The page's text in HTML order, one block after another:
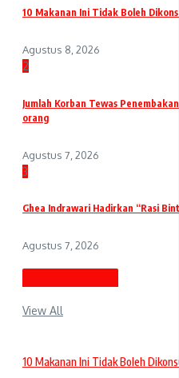
10 Makanan Ini Tidak Boleh
Agustus 8, 2026
2
Jumlah Korban Tewas
orang
Agustus 7, 2026
3
Ghea Indrawari Hadirkan “Rasi
Agustus 7, 2026
View All
10 Makanan Ini Tidak Boleh